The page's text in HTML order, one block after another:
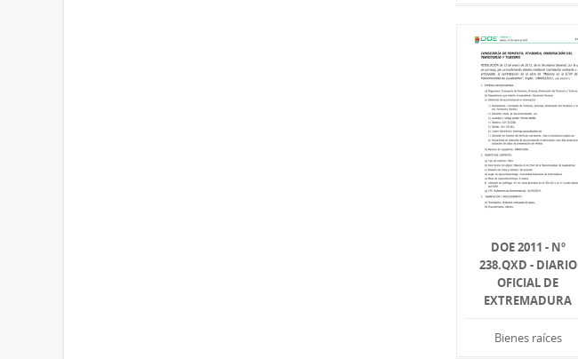
DOE 2011 - Nº
238.QXD - DIARIO
OFICIAL DE
EXTREMADURA
Bienes raíces